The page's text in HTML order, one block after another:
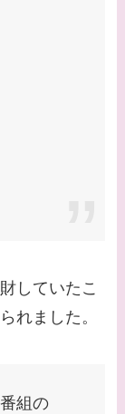
３選！AKB
いた？旦那
選！結婚し
していたこ
れました。
組の